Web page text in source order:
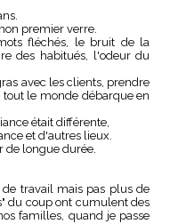
premier verre.
fléchés, le bruit de la
des habitués, l'odeur du
avec les clients, prendre
le monde débarque en
était différente,
et d'autres lieux.
de longue durée.
travail mais pas plus de
du coup ont cumulent des
familles, quand je passe